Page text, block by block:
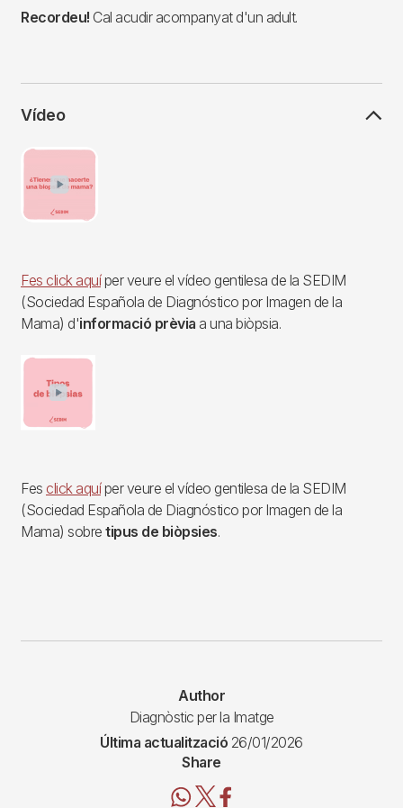
Recordeu! Cal acudir acompanyat d'un adult.
Vídeo
Imagen
Fes click aquíper veure el vídeo gentilesa de la SEDIM
(Sociedad Española de Diagnóstico por Imagen de la
Mama) d'informació prèvia a una biòpsia.
Imagen
Fes click aquíper veure el vídeo gentilesa de la SEDIM
(Sociedad Española de Diagnóstico por Imagen de la
Mama) sobre tipus de biòpsies.
Author
Diagnòstic per la Imatge
Última actualització 26/01/2026
Share